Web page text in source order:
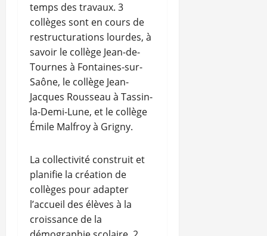
temps des travaux. 3
collèges sont en cours de
restructurations lourdes, à
savoir le collège Jean-de-
Tournes à Fontaines-sur-
Saône, le collège Jean-
Jacques Rousseau à Tassin-
la-Demi-Lune, et le collège
Émile Malfroy à Grigny.
La collectivité construit et
planifie la création de
collèges pour adapter
l’accueil des élèves à la
croissance de la